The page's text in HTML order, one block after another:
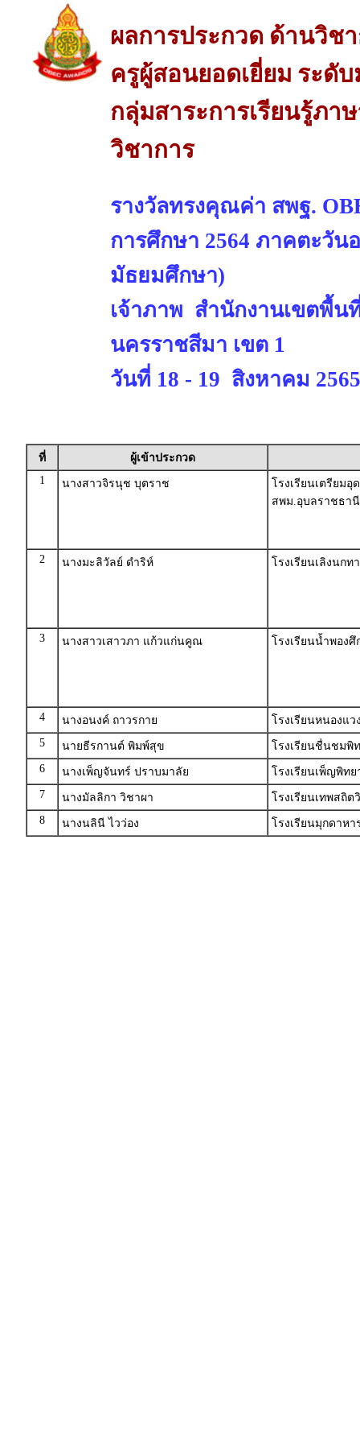
ผลการประกวด ด้านวิช
ครูผู้สอนยอดเยี่ยม ระดั
กลุ่มสาระการเรียนรู้ภา
วิชาการ
รางวัลทรงคุณค่า สพฐ.
การศึกษา 2564 ภาคตะวัน
มัธยมศึกษา)
เจ้าภาพ สำนักงานเขตพื้น
นครราชสีมา เขต 1
วันที่ 18 - 19 สิงหาคม 2565
ที่
ผู้เข้าประกวด
1
นางสาวจิรนุช บุตราช
โรงเรียนเตรียม
สพม.อุบลราชธา
2 นางมะลิวัลย์ ดำริห์ โรงเรียนเลิงนก
3 นางสาวเสาวภา แก้วแก่นคูณ โรงเรียนน้ำพอง
4 นางอนงค์ ถาวรกาย
โรงเรียนหนองแ
5
นายธีรกานต์ พิมพ์สุข
โรงเรียนชื่นชมพิ
6
นางเพ็ญจันทร์ ปราบมาลัย
โรงเรียนเพ็ญพิท
7
นางมัลลิกา วิชาผา
โรงเรียนเทพสถิ
8
นางนลินี ไวว่อง โรงเรียนมุกดาห